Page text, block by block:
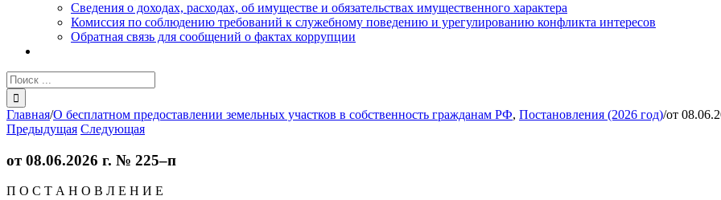
Сведения о доходах, расходах, об имуществе и обязательствах имущественного характера
Комиссия по соблюдению требований к служебному поведению и урегулированию конфликта интересов
Обратная связь для сообщений о фактах коррупции
Результат
поиска:
Главная/О бесплатном предоставлении земельных участков в собственность гражданам РФ, Постановления (2026 год)/от
Предыдущая Следующая
от 08.06.2026 г. № 225–п
П О С Т А Н О В Л Е Н И Е